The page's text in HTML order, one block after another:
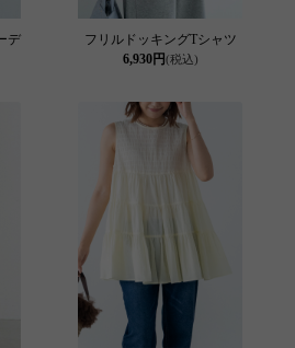
デ
フリルドッキングTシャツ
6,930円(税込)